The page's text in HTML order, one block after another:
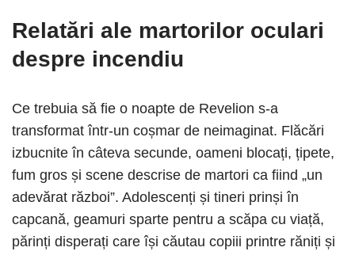
Relatări ale martorilor oculari
despre incendiu
Ce trebuia să fie o noapte de Revelion s-a
transformat într-un coșmar de neimaginat. Flăcări
izbucnite în câteva secunde, oameni blocați, țipete,
fum gros și scene descrise de martori ca fiind „un
adevărat război”. Adolescenți și tineri prinși în
capcană, geamuri sparte pentru a scăpa cu viață,
părinți disperați care își căutau copiii printre răniți și